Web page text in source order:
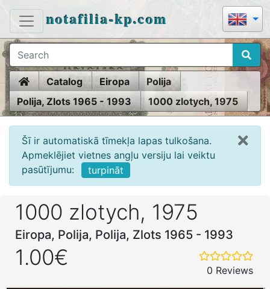
notafilia-kp.com
HomeCatalog Eiropa
Polija
Polija, Zlots 1965 - 1993
1000 zlotych, 1975
Šī ir automatiskā tīmekļa lapas tulkošana.
Apmeklējiet vietnes angļu versiju lai veiktu
pasūtījumu:
turpināt
1000 zlotych, 1975
Eiropa, Polija, Polija, Zlots 1965 - 1993
1.00€
0 Reviews